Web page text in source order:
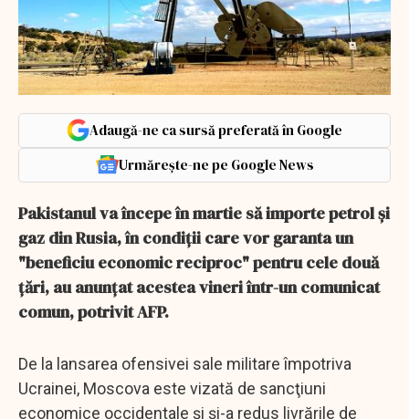
Adaugă-ne ca sursă preferată în Google
Urmărește-ne pe Google News
Pakistanul va începe în martie să importe petrol şi
gaz din Rusia, în condiţii care vor garanta un
"beneficiu economic reciproc" pentru cele două
ţări, au anunţat acestea vineri într-un comunicat
comun, potrivit AFP.
De la lansarea ofensivei sale militare împotriva
Ucrainei, Moscova este vizată de sancţiuni
economice occidentale şi şi-a redus livrările de